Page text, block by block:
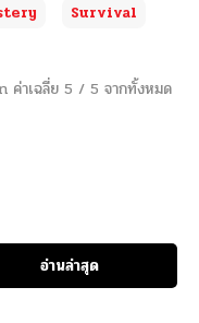
Survival
ค่าเฉลี่ย 5 / 5 จากทั้งหมด
อ่านล่าสุด